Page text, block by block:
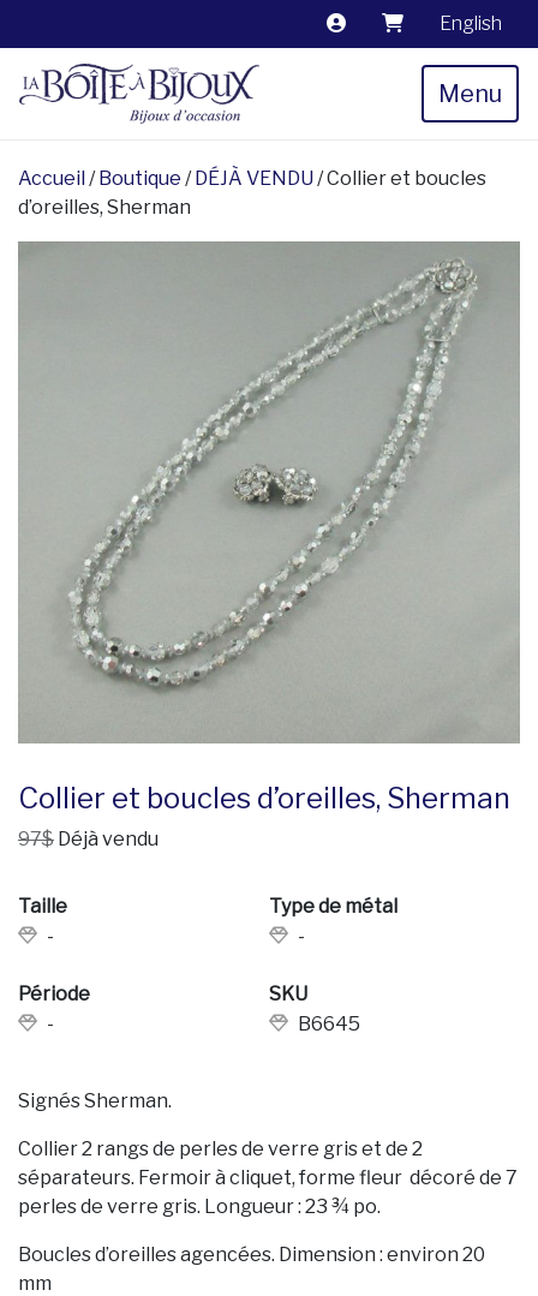
English
Menu
Accueil /Boutique /DÉJÀ VENDU / Collier et boucles
d’oreilles, Sherman
Collier et boucles d’oreilles, Sherman
97$ Déjà vendu
Taille
-
Type de métal
-
Période
-
SKU
B6645
Signés Sherman.
Collier 2 rangs de perles de verre gris et de 2
séparateurs. Fermoir à cliquet, forme fleur décoré de 7
perles de verre gris. Longueur : 23 ¾ po.
Boucles d’oreilles agencées. Dimension : environ 20
mm